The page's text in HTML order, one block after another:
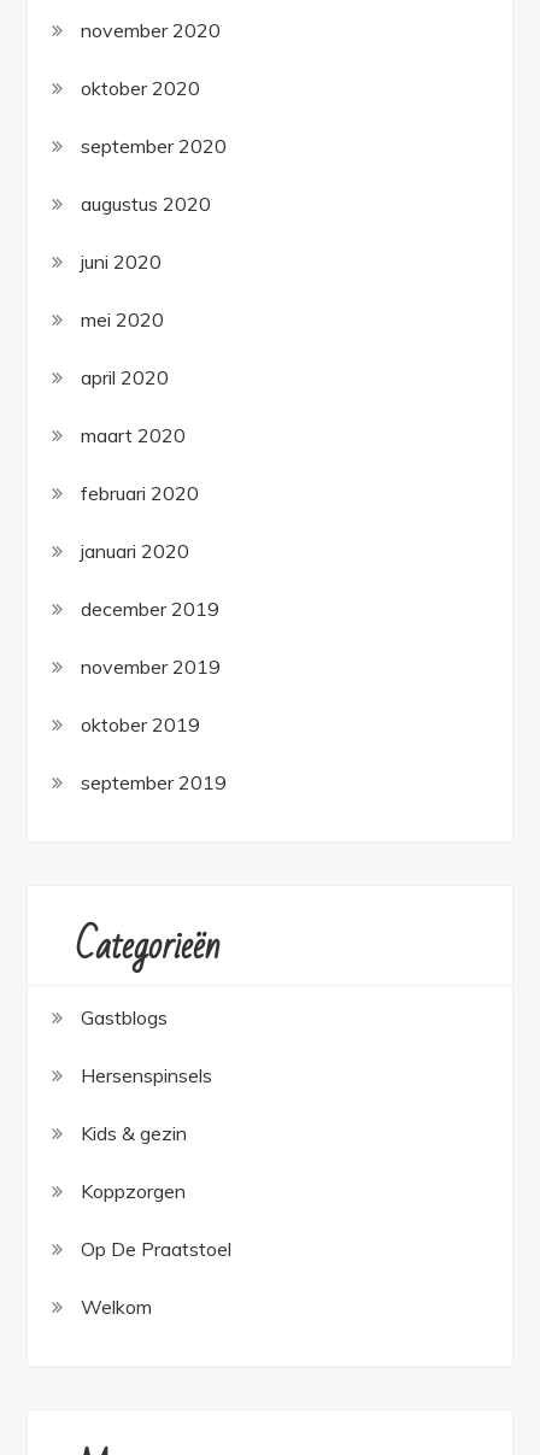
november 2020
oktober 2020
september 2020
augustus 2020
juni 2020
mei 2020
april 2020
maart 2020
februari 2020
januari 2020
december 2019
november 2019
oktober 2019
september 2019
Categorieën
Gastblogs
Hersenspinsels
Kids & gezin
Koppzorgen
Op De Praatstoel
Welkom